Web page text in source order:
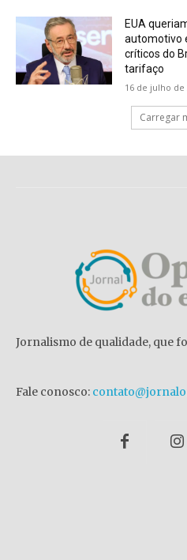
EUA
automotivo
críticos do
tarifaço
16 de julho de
Carregar
Jornalismo de qualidade, que
Fale conosco: